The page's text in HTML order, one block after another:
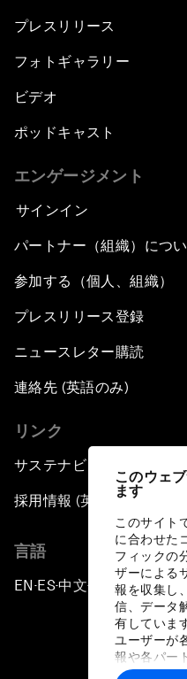
このウェ
ます
このサイト
に合わせた
フィックの
ザーによる
報を収集し
信、データ
有していま
ユーザーが
報や各パー
に収集され
プレスリリース
フォトギャラリー
ビデオ
ポッドキャスト
エンゲージメント
サインイン
パートナー（組織）につ
参加する（個人、組織）
プレスリリース登録
ニュースレター購読
連絡先 (英語のみ)
リンク
サステナビリティへの取り
採用情報 (英語のみ)
言語
EN ▪ES▪中文▪ 日本語